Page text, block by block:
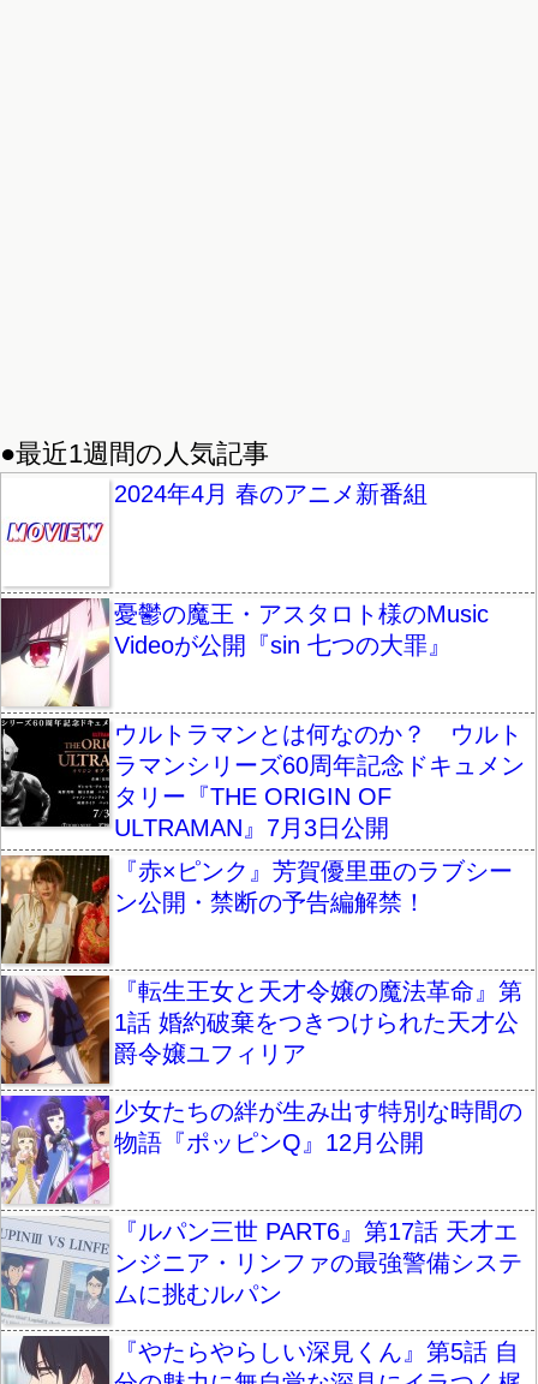
●最近1週間の人気記事
2024年4月 春のアニメ新番組
憂鬱の魔王・アスタロト様のMusic
Videoが公開『sin 七つの大罪』
ウルトラマンとは何なのか？ ウルト
ラマンシリーズ60周年記念ドキュメン
タリー『THE ORIGIN OF
ULTRAMAN』7月3日公開
『赤×ピンク』芳賀優里亜のラブシー
ン公開・禁断の予告編解禁！
『転生王女と天才令嬢の魔法革命』第
1話 婚約破棄をつきつけられた天才公
爵令嬢ユフィリア
少女たちの絆が生み出す特別な時間の
物語『ポッピンQ』12月公開
『ルパン三世 PART6』第17話 天才エ
ンジニア・リンファの最強警備システ
ムに挑むルパン
『やたらやらしい深見くん』第5話 自